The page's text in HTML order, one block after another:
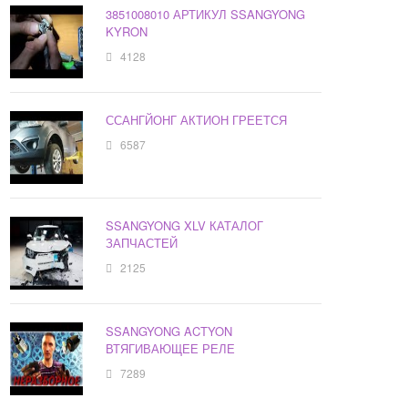
3851008010 АРТИКУЛ SSANGYONG
KYRON
4128
ССАНГЙОНГ АКТИОН ГРЕЕТСЯ
6587
SSANGYONG XLV КАТАЛОГ
ЗАПЧАСТЕЙ
2125
SSANGYONG ACTYON
ВТЯГИВАЮЩЕЕ РЕЛЕ
7289